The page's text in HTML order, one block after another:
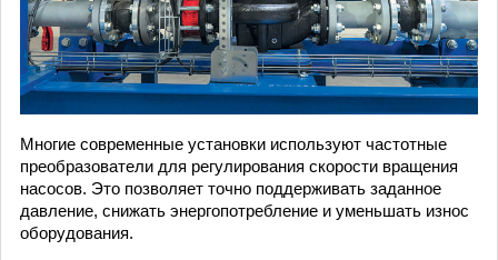
Многие современные установки используют частотные
преобразователи для регулирования скорости вращения
насосов. Это позволяет точно поддерживать заданное
давление, снижать энергопотребление и уменьшать износ
оборудования.